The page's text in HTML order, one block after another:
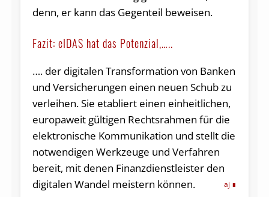
denn, er kann das Gegenteil beweisen.
Fazit: eIDAS hat das Potenzial,…..
…. der digitalen Transformation von Banken
und Versicherungen einen neuen Schub zu
verleihen. Sie etabliert einen einheitlichen,
europaweit gültigen Rechtsrahmen für die
elektronische Kommunikation und stellt die
notwendigen Werkzeuge und Verfahren
bereit, mit denen Finanzdienstleister den
digitalen Wandel meistern können.
aj